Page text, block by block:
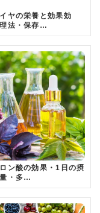
ヤの栄養と効果効
法・保存…
ン酸の効果・1日の摂
・多…